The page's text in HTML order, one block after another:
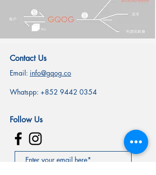
Contact Us
Email: info@gqog.co
Whatspp: +852 9442 0354
Follow Us